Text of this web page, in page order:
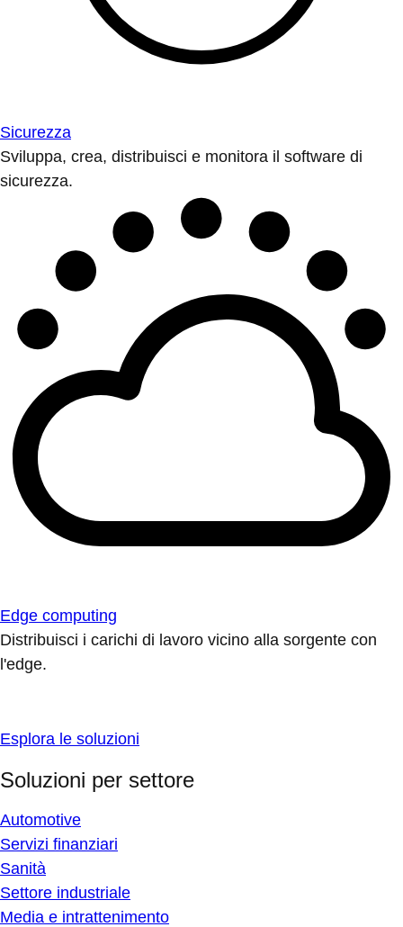
Sicurezza
Sviluppa, crea, distribuisci e monitora il software di
sicurezza.
Edge computing
Distribuisci i carichi di lavoro vicino alla sorgente con
l'edge.
Esplora le soluzioni
Soluzioni per settore
Automotive
Servizi finanziari
Sanità
Settore industriale
Media e intrattenimento